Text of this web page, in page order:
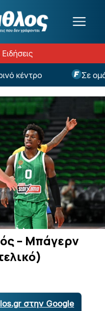
Σε
– Μπάγερν
στην Google